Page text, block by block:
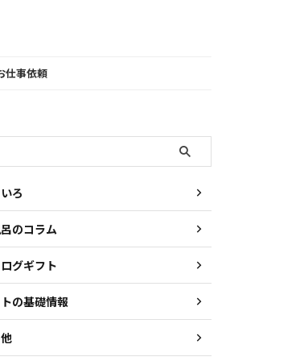
仕事依頼
ろ
のコラム
グギフト
の基礎情報